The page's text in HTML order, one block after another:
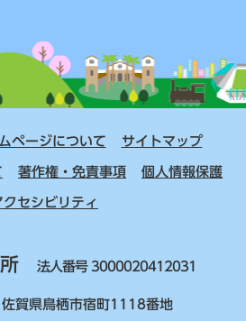
ページについて サイトマップ
著作権・免責事項 個人情報保護
クセシビリティ
法人番号 3000020412031
賀県鳥栖市宿町1118番地